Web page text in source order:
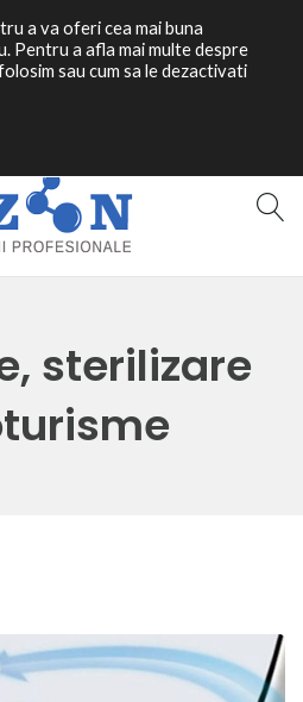
sterilizare
a va oferi cea mai buna
Pentru a afla mai multe despre
sau cum sa le dezactivati